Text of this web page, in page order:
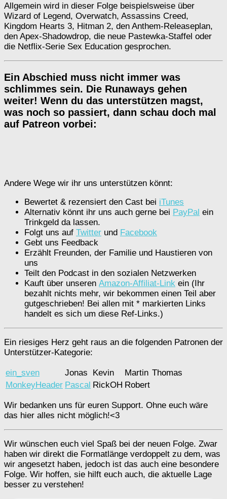
Allgemein wird in dieser Folge beispielsweise über
Wizard of Legend, Overwatch, Assassins Creed,
Kingdom Hearts 3, Hitman 2, den Anthem-Releaseplan,
den Apex-Shadowdrop, die neue Pastewka-Staffel oder
die Netflix-Serie Sex Education gesprochen.
Ein Abschied muss nicht immer was
schlimmes sein. Die Runaways gehen
weiter! Wenn du das unterstützen magst,
was noch so passiert, dann schau doch mal
auf Patreon vorbei:
Andere Wege wir ihr uns unterstützen könnt:
Bewertet & rezensiert den Cast bei iTunes
Alternativ könnt ihr uns auch gerne bei PayPal ein
Trinkgeld da lassen.
Folgt uns auf Twitter und Facebook
Gebt uns Feedback
Erzählt Freunden, der Familie und Haustieren von
uns
Teilt den Podcast in den sozialen Netzwerken
Kauft über unseren Amazon-Affiliat-Link ein (Ihr
bezahlt nichts mehr, wir bekommen einen Teil aber
gutgeschrieben! Bei allen mit * markierten Links
handelt es sich um diese Ref-Links.)
Ein riesiges Herz geht raus an die folgenden Patronen der
Unterstützer-Kategorie:
ein_sven Jonas Kevin Martin Thomas
MonkeyHeader Pascal RickOH Robert
Wir bedanken uns für euren Support. Ohne euch wäre
das hier alles nicht möglich!<3
Wir wünschen euch viel Spaß bei der neuen Folge. Zwar
haben wir direkt die Formatlänge verdoppelt zu dem, was
wir angesetzt haben, jedoch ist das auch eine besondere
Folge. Wir hoffen, sie hilft euch auch, die aktuelle Lage
besser zu verstehen!